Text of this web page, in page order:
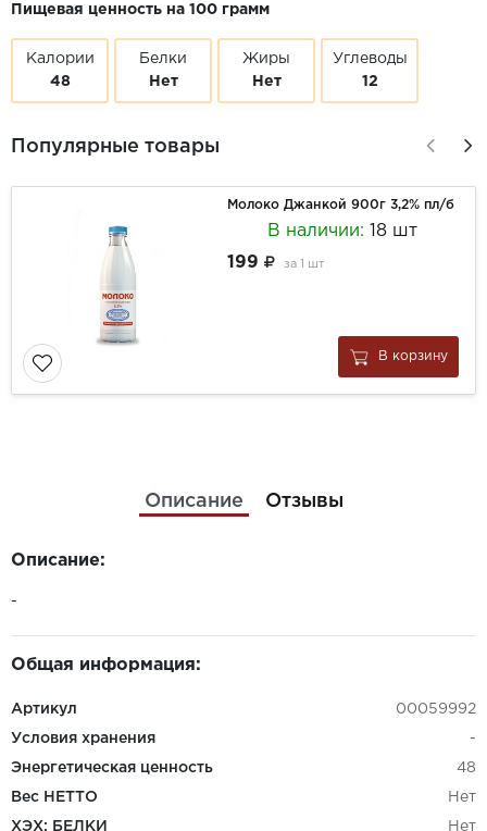
Пищевая ценность на 100 грамм
Калории
48
Белки
Нет
Жиры
Нет
Углеводы
12
Популярные товары
Молоко Джанкой 900г 3,2% пл/б
В наличии:
18 шт
199
за 1 шт
В корзину
Описание Отзывы
Описание:
-
Общая информация:
Артикул 00059992
Условия хранения -
Энергетическая ценность 48
Вес НЕТТО Нет
ХЭХ: БЕЛКИ Нет